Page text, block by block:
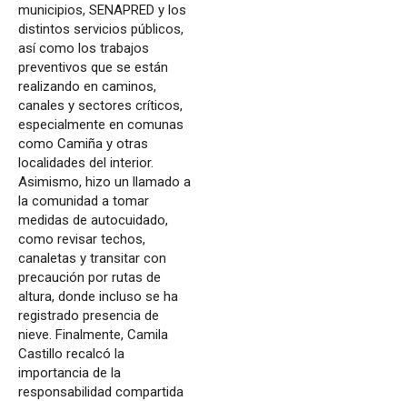
municipios, SENAPRED y los
distintos servicios públicos,
así como los trabajos
preventivos que se están
realizando en caminos,
canales y sectores críticos,
especialmente en comunas
como Camiña y otras
localidades del interior.
Asimismo, hizo un llamado a
la comunidad a tomar
medidas de autocuidado,
como revisar techos,
canaletas y transitar con
precaución por rutas de
altura, donde incluso se ha
registrado presencia de
nieve. Finalmente, Camila
Castillo recalcó la
importancia de la
responsabilidad compartida